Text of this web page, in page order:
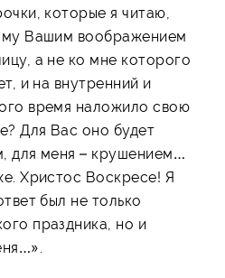
которые я читаю,
Вашим воображением
а не ко мне которого
и на внутренний и
время наложило свою
Для Вас оно будет
для меня – крушением…
Христос Воскресе! Я
был не только
праздника, но и